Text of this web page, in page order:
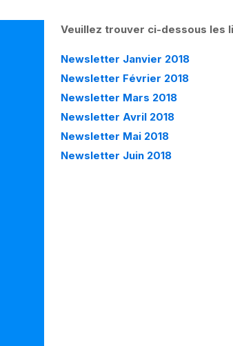
Veuillez trouver ci-dessous les
Newsletter Janvier 2018
Newsletter Février 2018
Newsletter Mars 2018
Newsletter Avril 2018
Newsletter Mai 2018
Newsletter Juin 2018